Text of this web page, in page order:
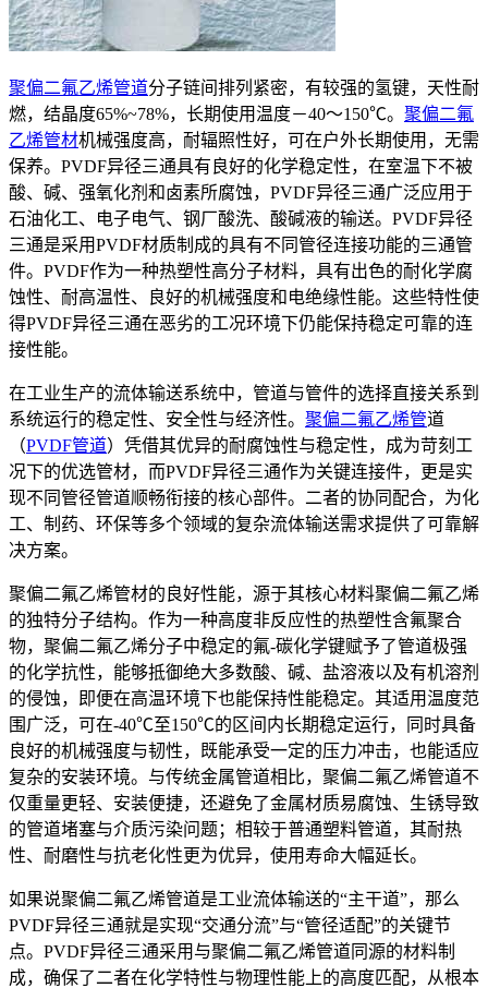
聚偏二氟乙烯管道分子链间排列紧密，有较强的氢键，天性耐
燃，结晶度65%~78%，长期使用温度－40～150℃。 聚偏二氟
乙烯管材机械强度高，耐辐照性好，可在户外长期使用，无需
保养。PVDF异径三通具有良好的化学稳定性，在室温下不被
酸、碱、强氧化剂和卤素所腐蚀，PVDF异径三通广泛应用于
石油化工、电子电气、钢厂酸洗、酸碱液的输送。PVDF异径
三通是采用PVDF材质制成的具有不同管径连接功能的三通管
件。PVDF作为一种热塑性高分子材料，具有出色的耐化学腐
蚀性、耐高温性、良好的机械强度和电绝缘性能。这些特性使
得PVDF异径三通在恶劣的工况环境下仍能保持稳定可靠的连
接性能。
在工业生产的流体输送系统中，管道与管件的选择直接关系到
系统运行的稳定性、安全性与经济性。 聚偏二氟乙烯管道
（PVDF管道）凭借其优异的耐腐蚀性与稳定性，成为苛刻工
况下的优选管材，而PVDF异径三通作为关键连接件，更是实
现不同管径管道顺畅衔接的核心部件。二者的协同配合，为化
工、制药、环保等多个领域的复杂流体输送需求提供了可靠解
决方案。
聚偏二氟乙烯管材的良好性能，源于其核心材料聚偏二氟乙烯
的独特分子结构。作为一种高度非反应性的热塑性含氟聚合
物，聚偏二氟乙烯分子中稳定的氟-碳化学键赋予了管道极强
的化学抗性，能够抵御绝大多数酸、碱、盐溶液以及有机溶剂
的侵蚀，即便在高温环境下也能保持性能稳定。其适用温度范
围广泛，可在-40℃至150℃的区间内长期稳定运行，同时具备
良好的机械强度与韧性，既能承受一定的压力冲击，也能适应
复杂的安装环境。与传统金属管道相比，聚偏二氟乙烯管道不
仅重量更轻、安装便捷，还避免了金属材质易腐蚀、生锈导致
的管道堵塞与介质污染问题；相较于普通塑料管道，其耐热
性、耐磨性与抗老化性更为优异，使用寿命大幅延长。
如果说聚偏二氟乙烯管道是工业流体输送的“主干道”，那么
PVDF异径三通就是实现“交通分流”与“管径适配”的关键节
点。PVDF异径三通采用与聚偏二氟乙烯管道同源的材料制
成，确保了二者在化学特性与物理性能上的高度匹配，从根本